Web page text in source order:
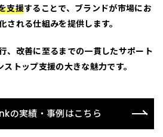
支援することで、ブランドが市場にお
される仕組みを提供します。
、改善に至るまでの一貫したサポート
トップ支援の大きな魅力です。
の実績・事例はこちら